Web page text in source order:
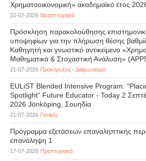
Χρηματοοικονομική» ακαδημαϊκό έτος
22-07-2026 Μεταπτυχιακά
Πρόσκληση παρακολούθησης
υποψηφίων για την πλήρωση θέσης
Καθηγητή και γνωστικό αντικείμενο
Μαθηματικά & Στοχαστική Ανάλυση»
21-07-2026 Προκηρύξεις - Διαγωνισμοί
EULiST Blended Intensive Program:
Spotlight” Future Educator - Today 2
2026 Jönköping, Σουηδία
21-07-2026 Γενικές
Πρόγραμμα εξετάσεων επαναληπτικής
επανάληψη 1
17-07-2026 Προπτυχιακά